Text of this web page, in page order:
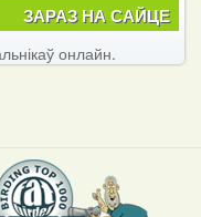
ЗАРАЗ НА САЙЦЕ
онлайн.